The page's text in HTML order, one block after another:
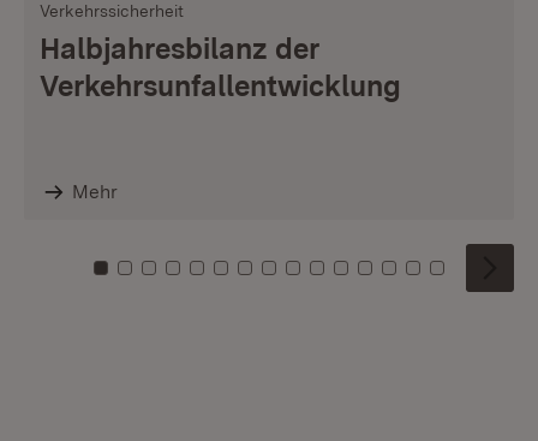
Verkehrssicherheit
Halbjahresbilanz der
Verkehrsunfallentwicklung
Mehr
Zu Kachel: 0
Zu Kachel: 1
Zu Kachel: 2
Zu Kachel: 3
Zu Kachel: 4
Zu Kachel: 5
Zu Kachel: 6
Zu Kachel: 7
Zu Kachel: 8
Zu Kachel: 9
Zu Kachel: 10
Zu Kachel: 11
Zu Kachel: 12
Zu Kachel:
Zu